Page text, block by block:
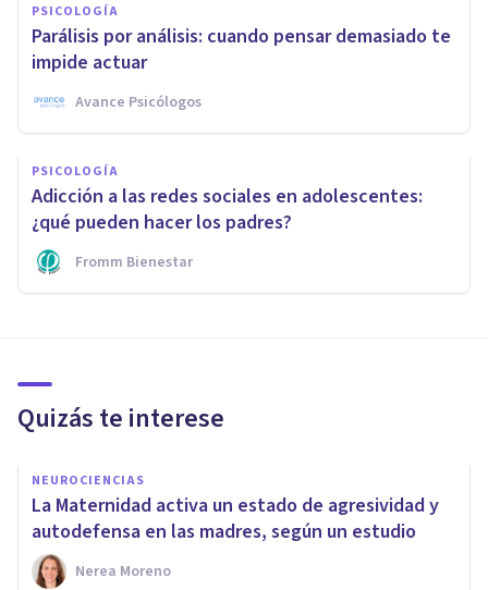
PSICOLOGÍA
Parálisis por análisis: cuando pensar demasiado te
impide actuar
Avance Psicólogos
PSICOLOGÍA
Adicción a las redes sociales en adolescentes:
¿qué pueden hacer los padres?
Fromm Bienestar
Quizás te interese
NEUROCIENCIAS
La Maternidad activa un estado de agresividad y
autodefensa en las madres, según un estudio
Nerea Moreno